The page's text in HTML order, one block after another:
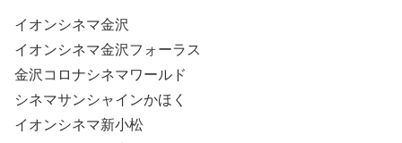
イオンシネマ金沢
イオンシネマ金沢フォーラス
金沢コロナシネマワールド
シネマサンシャインかほく
イオンシネマ新小松